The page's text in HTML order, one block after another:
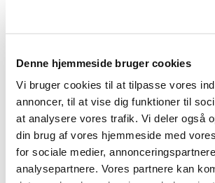
Denne hjemmeside bruger cookies
Vi bruger cookies til at tilpasse vores
annoncer, til at vise dig funktioner til
at analysere vores trafik. Vi deler også
din brug af vores hjemmeside med
for sociale medier,
analysepartnere. Vores partnere kan
Søndag, den 2. oktober 2011, vil vi
informationer omkring hvordan det hele
bade.
Medarbejdere i de varme bade vil få
invitation, hvor der også bydes på
for at se kampen FC Roskilde - AB, der
Idrætspark kl. 13:00.